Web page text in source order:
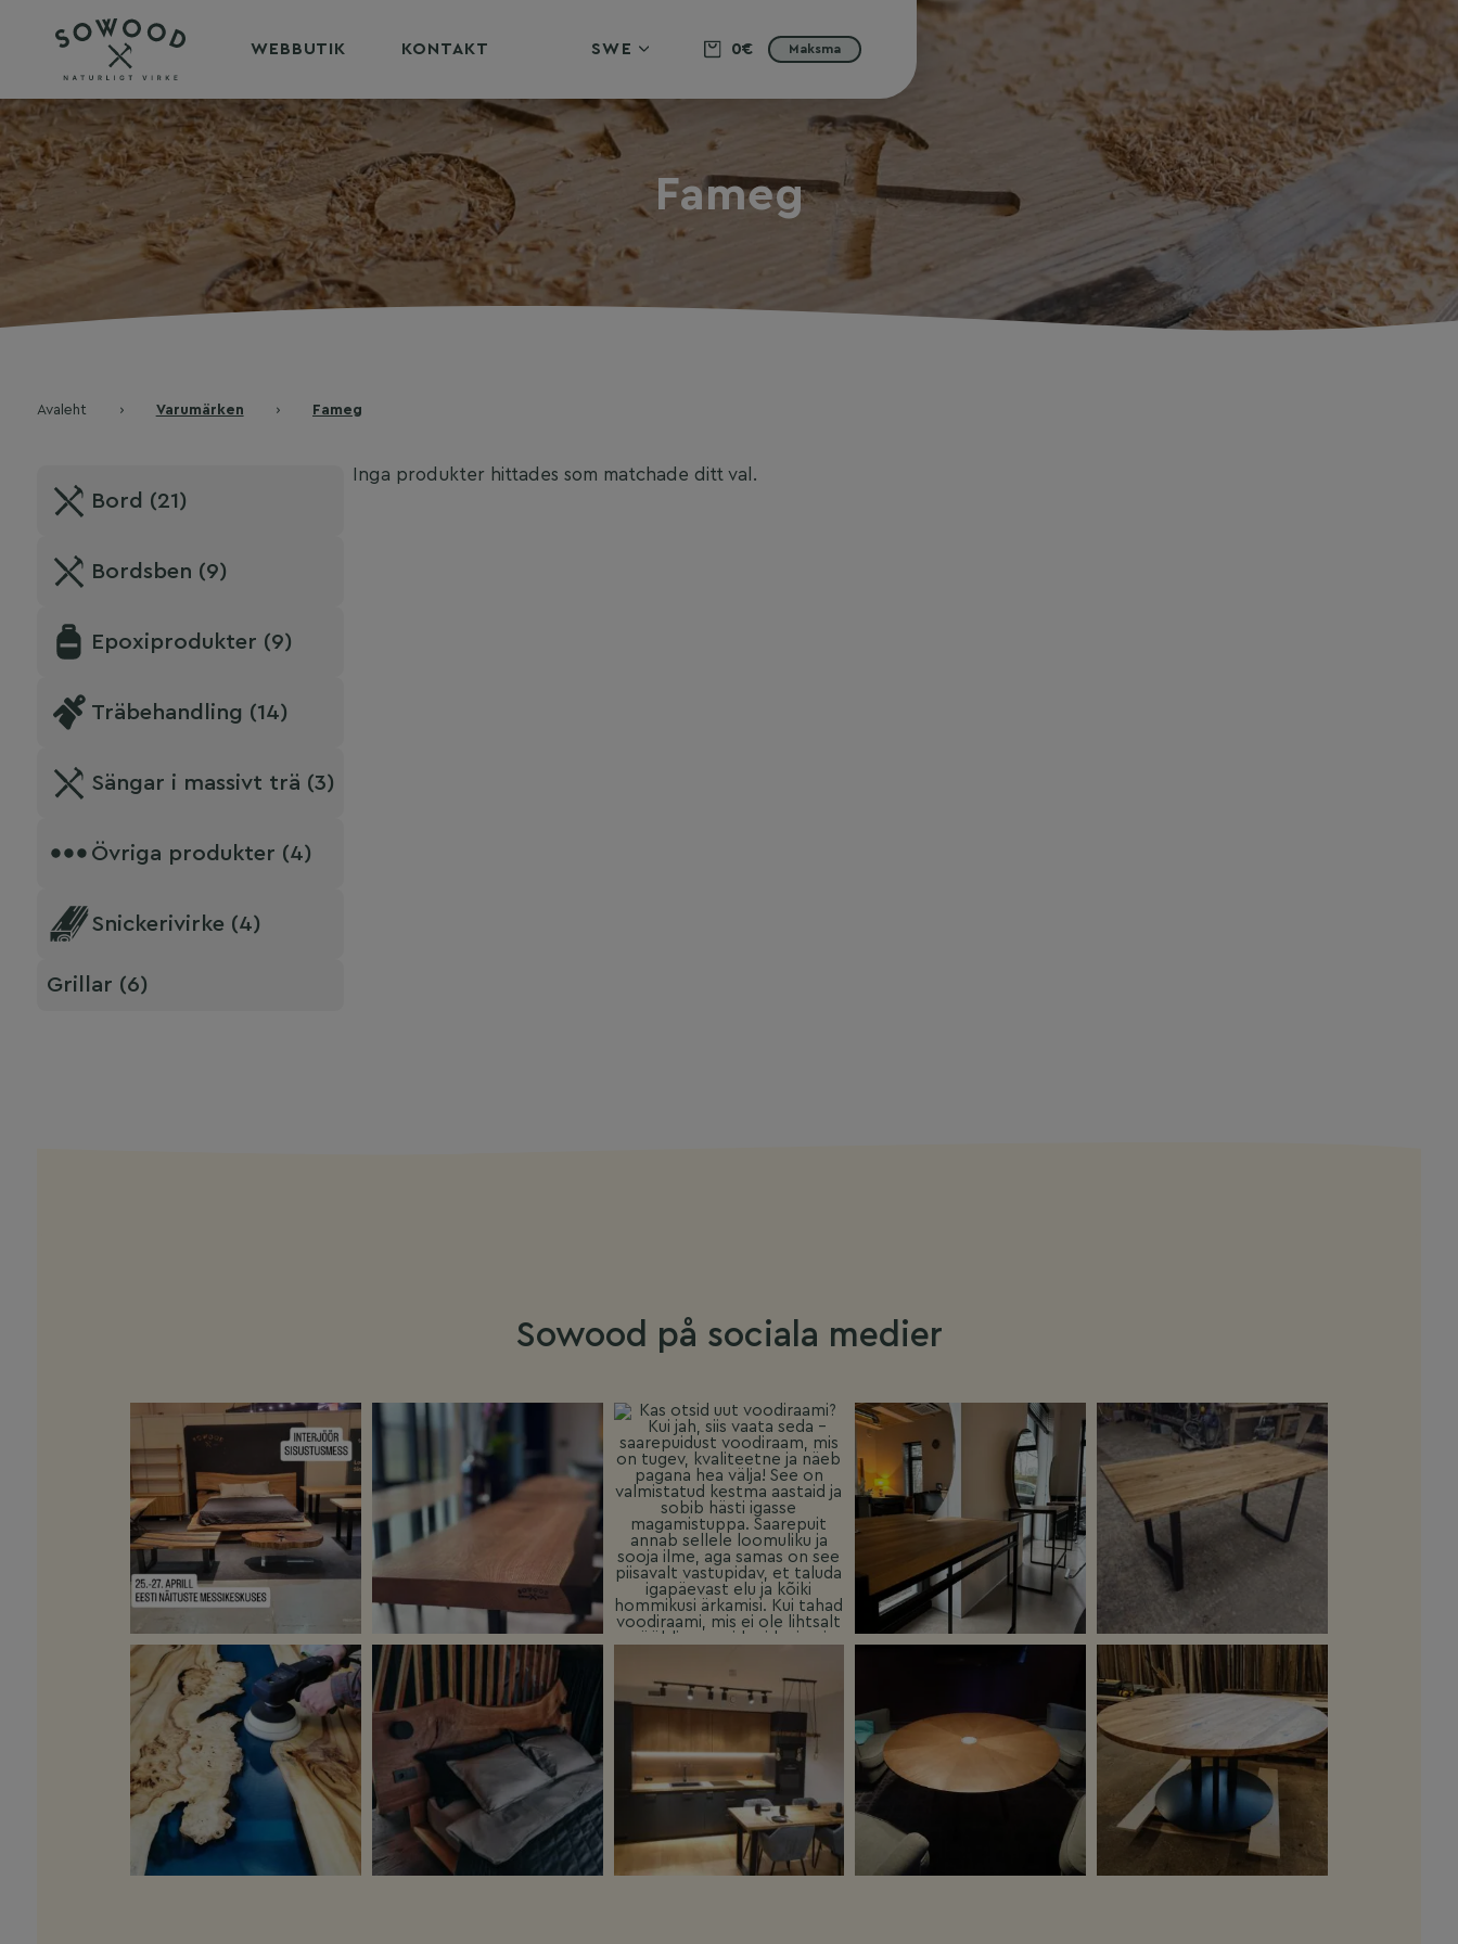
WEBBUTIK KONTAKT SWE 0€ Maksma
Fameg
Avaleht › Varumärken › Fameg
Bord (21)
Bordsben (9)
Epoxiprodukter (9)
Träbehandling (14)
Sängar i massivt trä (3)
Övriga produkter (4)
Snickerivirke (4)
Grillar (6)
Inga produkter hittades som matchade ditt val.
Sowood på sociala medier